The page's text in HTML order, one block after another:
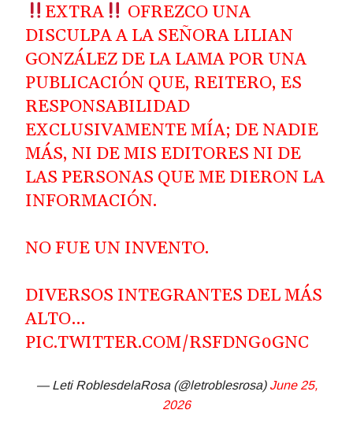
EXTRA
OFREZCO UNA
DISCULPA A LA SEÑORA LILIAN
GONZÁLEZ DE LA LAMA POR UNA
PUBLICACIÓN QUE, REITERO, ES
RESPONSABILIDAD
EXCLUSIVAMENTE MÍA; DE NADIE
MÁS, NI DE MIS EDITORES NI DE
LAS PERSONAS QUE ME DIERON LA
INFORMACIÓN.
NO FUE UN INVENTO.
DIVERSOS INTEGRANTES DEL MÁS
ALTO…
PIC.TWITTER.COM/RSFDNG0GNC
— Leti RoblesdelaRosa (@letroblesrosa) June 25,
2026